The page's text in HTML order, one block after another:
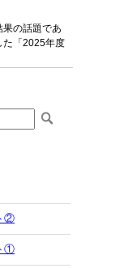
の話題であ
た「2025年度
②
①